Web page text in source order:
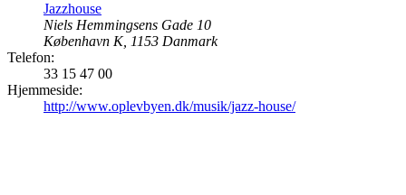
Jazzhouse
Niels Hemmingsens Gade 10
København K, 1153 Danmark
Telefon:
33 15 47 00
Hjemmeside:
http://www.oplevbyen.dk/musik/jazz-house/